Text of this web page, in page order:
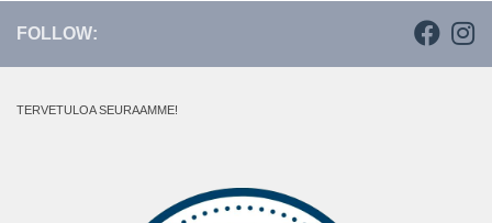
FOLLOW:
TERVETULOA SEURAAMME!